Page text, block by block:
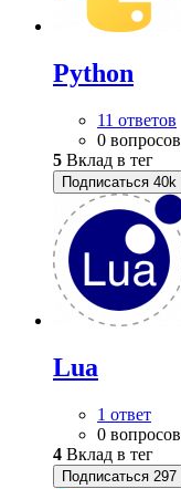
Python
11 ответов
0 вопросов
5 Вклад в тег
Подписаться 40k
Lua
1 ответ
0 вопросов
4 Вклад в тег
Подписаться 297